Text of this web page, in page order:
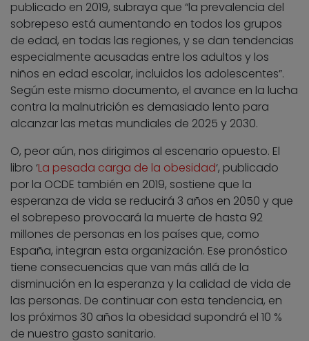
publicado en 2019, subraya que “la prevalencia del
sobrepeso está aumentando en todos los grupos
de edad, en todas las regiones, y se dan tendencias
especialmente acusadas entre los adultos y los
niños en edad escolar, incluidos los adolescentes”.
Según este mismo documento, el avance en la lucha
contra la malnutrición es demasiado lento para
alcanzar las metas mundiales de 2025 y 2030.
O, peor aún, nos dirigimos al escenario opuesto. El
libro ‘La pesada carga de la obesidad‘, publicado
por la OCDE también en 2019, sostiene que la
esperanza de vida se reducirá 3 años en 2050 y que
el sobrepeso provocará la muerte de hasta 92
millones de personas en los países que, como
España, integran esta organización. Ese pronóstico
tiene consecuencias que van más allá de la
disminución en la esperanza y la calidad de vida de
las personas. De continuar con esta tendencia, en
los próximos 30 años la obesidad supondrá el 10 %
de nuestro gasto sanitario.